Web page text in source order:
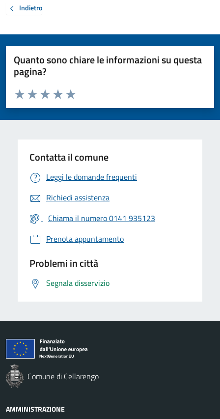
Indietro
Quanto sono chiare le informazioni su questa
pagina?
Valuta da 1 a 5 stelle la pagina
Valuta 5 stelle su 5
Valuta 4 stelle su 5
Valuta 3 stelle su 5
Valuta 2 stelle su 5
Valuta 1 stelle su 5
Contatta il comune
Leggi le domande frequenti
Richiedi assistenza
Chiama il numero 0141 935123
Prenota appuntamento
Problemi in città
Segnala disservizio
Comune di Cellarengo
AMMINISTRAZIONE